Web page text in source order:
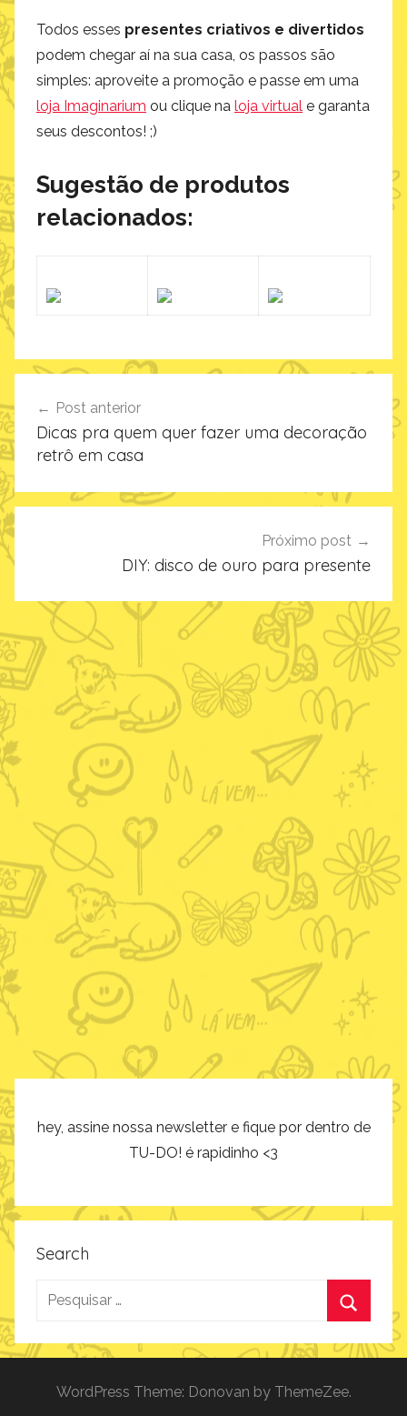
Todos esses presentes criativos e divertidos
podem chegar aí na sua casa, os passos são
simples: aproveite a promoção e passe em uma
loja Imaginarium ou clique na loja virtual e garanta
seus descontos! ;)
Sugestão de produtos
relacionados:
de
Post
Post anterior
Dicas pra quem quer fazer uma decoração
retrô em casa
Próximo post
DIY: disco de ouro para presente
hey, assine nossa newsletter e fique por dentro de
TU-DO! é rapidinho <3
Search
Pesquisar
Procurar
WordPress Theme: Donovan by ThemeZee.